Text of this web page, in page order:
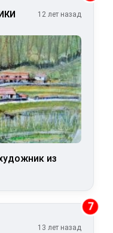
12 лет назад
из
7
13 лет назад